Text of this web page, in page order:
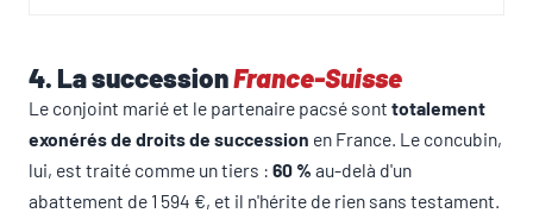
4. La successionFrance-Suisse
Le conjoint marié et le partenaire pacsé sont totalement
exonérés de droits de succession en France. Le concubin,
lui, est traité comme un tiers : 60 % au-delà d'un
abattement de 1 594 €, et il n'hérite de rien sans testament.